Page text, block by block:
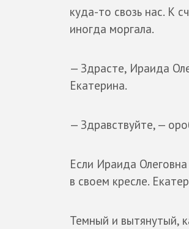
куда-то свозь нас. К
иногда моргала.
— Здрасте, Ираида
Екатерина.
— Здравствуйте, —
Если Ираида
в своем кресле.
Темный и вытянутый,